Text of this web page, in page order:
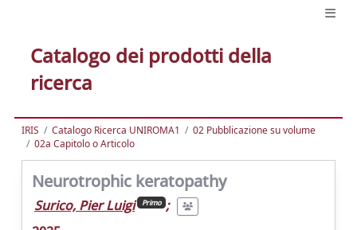
Catalogo dei prodotti della
ricerca
IRIS Catalogo Ricerca UNIROMA1
02 Pubblicazione su volume
02a Capitolo o Articolo
Neurotrophic keratopathy
Surico, Pier Luigi Primo ;